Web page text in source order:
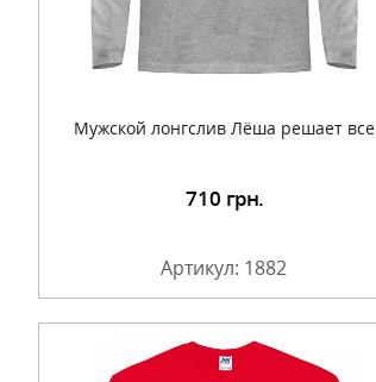
Мужской лонгслив Лёша решает все
710 грн.
Артикул: 1882
Подробнее